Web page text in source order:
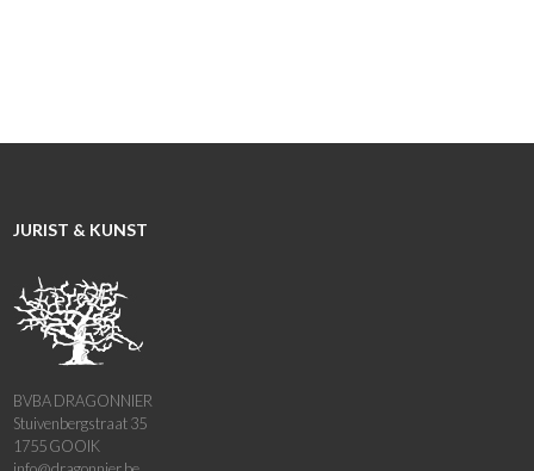
JURIST & KUNST
BVBA DRAGONNIER
Stuivenbergstraat 35
1755 GOOIK